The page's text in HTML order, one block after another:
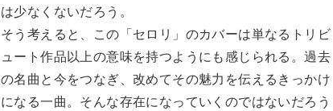
は少なくないだろう。
そう考えると、この「セロリ」のカバーは単なるトリビ
ュート作品以上の意味を持つようにも感じられる。過去
の名曲と今をつなぎ、改めてその魅力を伝えるきっかけ
になる一曲。そんな存在になっていくのではないだろう